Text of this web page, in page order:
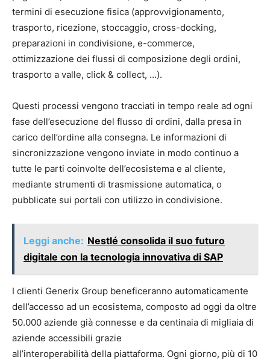
termini di esecuzione fisica (approvvigionamento,
trasporto, ricezione, stoccaggio, cross-docking,
preparazioni in condivisione, e-commerce,
ottimizzazione dei flussi di composizione degli ordini,
trasporto a valle, click & collect, …).
Questi processi vengono tracciati in tempo reale ad ogni
fase dell’esecuzione del flusso di ordini, dalla presa in
carico dell’ordine alla consegna. Le informazioni di
sincronizzazione vengono inviate in modo continuo a
tutte le parti coinvolte dell’ecosistema e al cliente,
mediante strumenti di trasmissione automatica, o
pubblicate sui portali con utilizzo in condivisione.
Leggi anche: Nestlé consolida il suo futuro
digitale con la tecnologia innovativa di SAP
I clienti Generix Group beneficeranno automaticamente
dell’accesso ad un ecosistema, composto ad oggi da oltre
50.000 aziende già connesse e da centinaia di migliaia di
aziende accessibili grazie
all’interoperabilità della piattaforma. Ogni giorno, più di 10